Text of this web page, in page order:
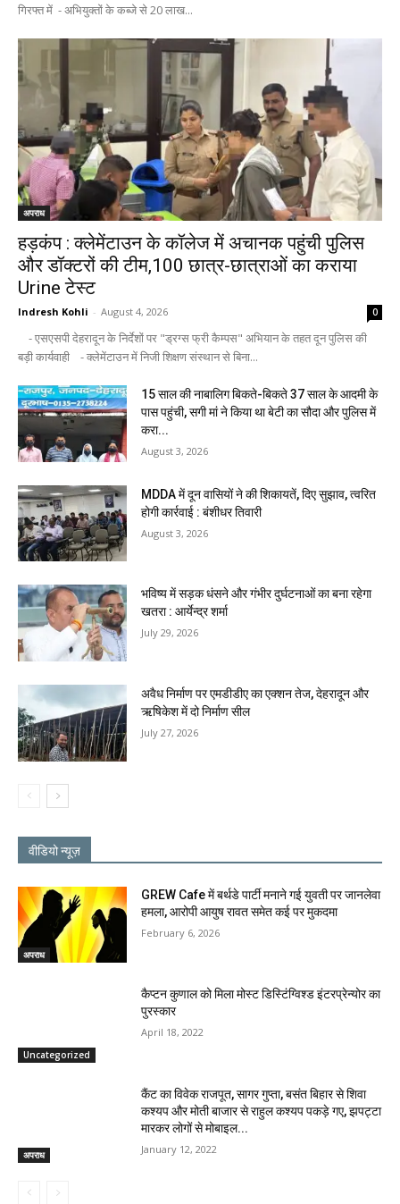
गिरफ्त में - अभियुक्तों के कब्जे से 20 लाख...
अपराध
हड़कंप : क्लेमेंटाउन के कॉलेज में अचानक पहुंची पुलिस
और डॉक्टरों की टीम,100 छात्र-छात्राओं का कराया
Urine टेस्ट
Indresh Kohli - August 4, 2026 0
- एसएसपी देहरादून के निर्देशों पर "ड्रग्स फ्री कैम्पस" अभियान के तहत दून पुलिस की
बड़ी कार्यवाही - क्लेमेंटाउन में निजी शिक्षण संस्थान से बिना...
15 साल की नाबालिग बिकते-बिकते 37 साल के आदमी के
पास पहुंची, सगी मां ने किया था बेटी का सौदा और पुलिस में
करा...
August 3, 2026
MDDA में दून वासियों ने की शिकायतें, दिए सुझाव, त्वरित
होगी कार्रवाई : बंशीधर तिवारी
August 3, 2026
भविष्य में सड़क धंसने और गंभीर दुर्घटनाओं का बना रहेगा
खतरा : आर्येन्द्र शर्मा
July 29, 2026
अवैध निर्माण पर एमडीडीए का एक्शन तेज, देहरादून और
ऋषिकेश में दो निर्माण सील
July 27, 2026
वीडियो न्यूज़
अपराध
GREW Cafe में बर्थडे पार्टी मनाने गई युवती पर जानलेवा
हमला, आरोपी आयुष रावत समेत कई पर मुकदमा
February 6, 2026
Uncategorized
कैप्टन कुणाल को मिला मोस्ट डिस्टिंग्विश्ड इंटरप्रेन्योर का
पुरस्कार
April 18, 2022
अपराध
कैंट का विवेक राजपूत, सागर गुप्ता, बसंत बिहार से शिवा
कश्यप और मोती बाजार से राहुल कश्यप पकड़े गए, झपट्टा
मारकर लोगों से मोबाइल...
January 12, 2022